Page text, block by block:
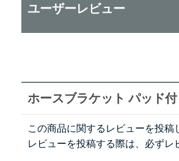
ユーザーレビュー
ホースブラケット パッド付
この商品に関するレビューを投稿
レビューを投稿する際は、必ずレ